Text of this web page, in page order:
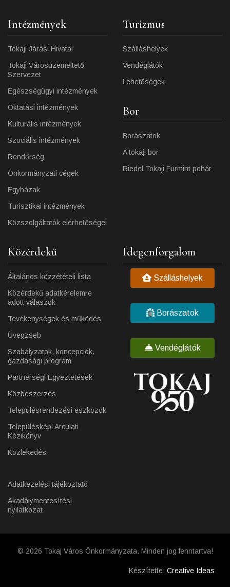
Intézmények
Tokaji Járási Hivatal
Tokaji Városüzemeltető
Szervezet
Egészségügyi intézmények
Oktatási intézmények
Kulturális intézmények
Szociális intézmények
Rendőrség
Önkormányzati cégek
Egyházak
Turisztikai intézmények
Közszolgáltatók elérhetőségei
Turizmus
Szálláshelyek
Vendéglátók
Lehetőségek
Bor
Borászatok
A tokaji bor
Riedel Tokaji Furmint pohár
Közérdekű
Általános közzétételi lista
Közérdekű adatkérelemre
adott válaszok
Tevékenységek és működés
Üvegzseb
Szabályzatok, koncepciók,
gazdasági program
Partnerségi Egyeztetések
Közbeszerzés
Településrendezési eszközök
Településképi Arculati
Kézikönyv
Közlekedés
Adatkezelési tájékoztató
Akadálymentesítési
nyilatkozat
Idegenforgalom
Szálláshelyek
Borászatok
Vendéglátók
© 2026 Tokaj Város Önkormányzata. Minden jog fenntartva!
Készítette: Creative Ideas